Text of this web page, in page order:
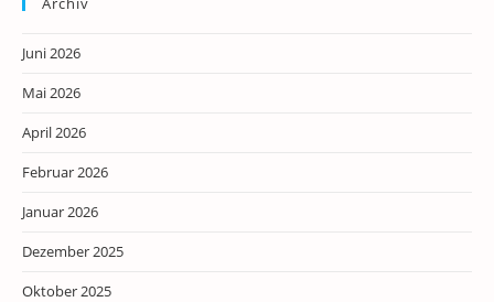
Juni 2026
Mai 2026
April 2026
Februar 2026
Januar 2026
Dezember 2025
Oktober 2025